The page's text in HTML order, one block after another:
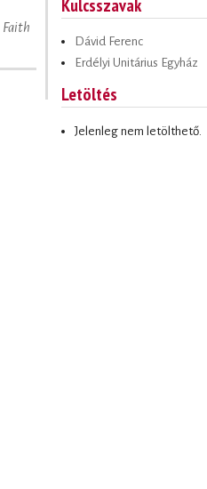
Faith
Kulcsszavak
Dávid Ferenc
Erdélyi Unitárius Egyház
Letöltés
Jelenleg nem letölthető.